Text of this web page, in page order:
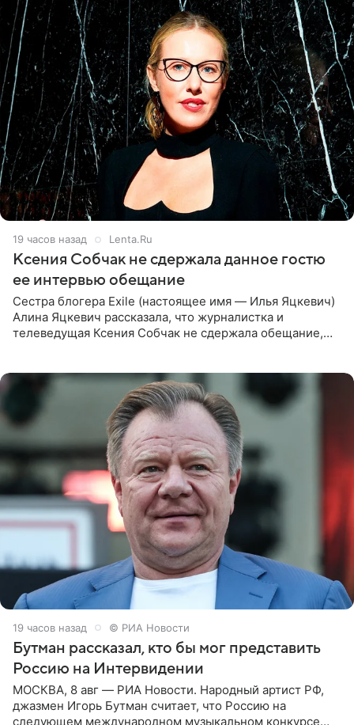
19 часов назад Lenta.Ru
Ксения Собчак не сдержала данное гостю
ее интервью обещание
Сестра блогера Exile (настоящее имя — Илья Яцкевич)
Алина Яцкевич рассказала, что журналистка и
телеведущая Ксения Собчак не сдержала обещание,
19 часов назад © РИА Новости
Бутман рассказал, кто бы мог представить
Россию на Интервидении
МОСКВА, 8 авг — РИА Новости. Народный артист РФ,
джазмен Игорь Бутман считает, что Россию на
следующем международном музыкальном конкурсе